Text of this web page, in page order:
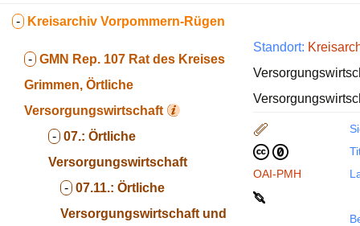
- Kreisarchiv Vorpommern-Rügen
- GMN Rep. 107 Rat des Kreises
Grimmen, Örtliche
Versorgungswirtschaft
- 07.: Örtliche
Versorgungswirtschaft
- 07.11.: Örtliche
Versorgungswirtschaft und
Standort:
OAI-PMH